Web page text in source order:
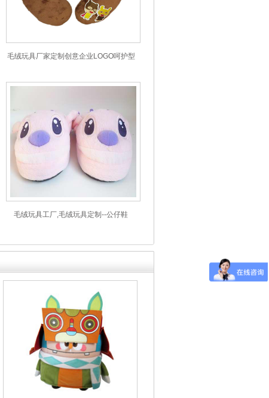
毛绒玩具厂家定制创意企业LOGO呵护型
毛绒玩具工厂,毛绒玩具定制--公仔鞋